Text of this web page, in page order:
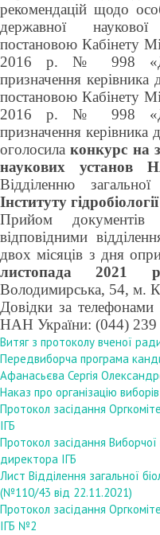
рекомендацій щодо
державної
постановою Кабінету
2016 р. № 998
призначення керівника
постановою Кабінету
2016 р. № 998
призначення керівника
оголосилаконкурс на
наукових установ
Відділенню
Інституту
Прийом документів
відповідними
двох місяців з дня
листопада 2021
Володимирська, 54, м.
Довідки за телефонами
НАН України: (044)
Витяг з протоколу вченої
Передвиборча програма
Афанасьєва Сергія
Наказ про організацію
Протокол засідання
ІГБ
Протокол засідання Виборчої
директора ІГБ
Лист Відділення загальної
(№110/43 від 22.11.2021)
Протокол засідання
ІГБ №2